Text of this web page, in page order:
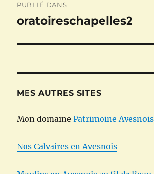
de
PUBLIÉ DANS
oratoireschapelles2
MES AUTRES SITES
Mon domainePatrimoine Avesnois
Nos Calvaires en Avesnois